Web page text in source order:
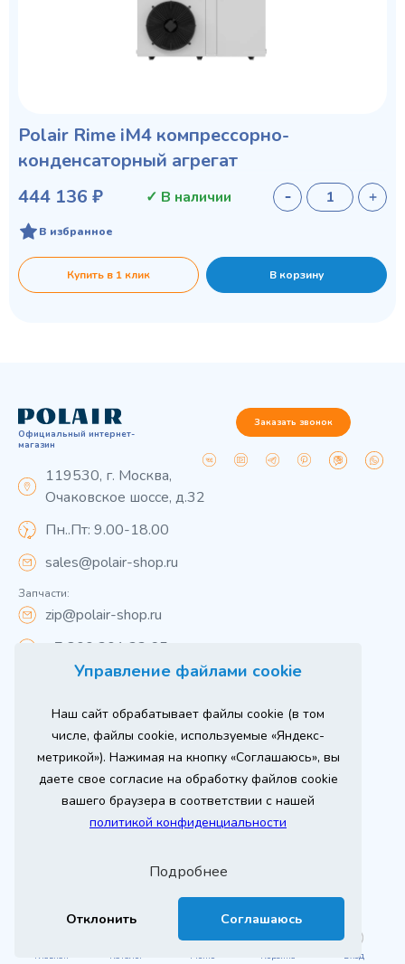
Управление файлами cookie
Наш сайт обрабатывает файлы cookie (в том
числе, файлы cookie, используемые «Яндекс-
метрикой»). Нажимая на кнопку «Соглашаюсь», вы
даете свое согласие на обработку файлов cookie
вашего браузера в соответствии с нашей
политикой конфиденциальности
Подробнее
Отклонить Соглашаюсь
Polair Rime iM4 компрессорно-
конденсаторный агрегат
444 136 ₽
✓ В наличии
В избранное
Купить в 1 клик В корзину
Официальный интернет-
магазин
119530, г. Москва,
Очаковское шоссе, д.32
Пн..Пт: 9.00-18.00
sales@polair-shop.ru
Запчасти:
zip@polair-shop.ru
+7 800 301 33 65
Заказать звонок
Вся информация на сайте о товарах носит
справочный характер и не является публичной
офертой в соответствии с пунктом 2 статьи 437 ГК РФ.
Для получения подробной информации о наличии и
стоимости указанных товаров и (или) услуг,
пожалуйста, обращайтесь к менеджеру сайта по
телефону
При использовании материалов сайта ссылка
Продвижение сайта
Главная Каталог Меню Корзина Вход
Оставь заявку